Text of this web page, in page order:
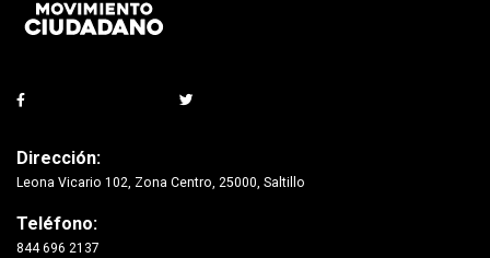
Dirección:
Leona Vicario 102, Zona Centro, 25000, Saltillo
Teléfono:
844 696 2137